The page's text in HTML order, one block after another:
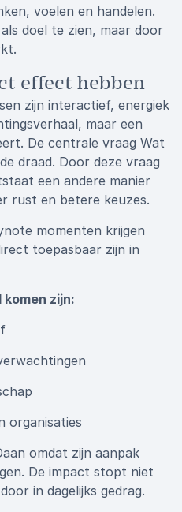
voelen en handelen.
doel te zien, maar door
effect hebben
zijn interactief, energiek
maar een
De centrale vraag Wat
draad. Door deze vraag
een andere manier
rust en betere keuzes.
momenten krijgen
toepasbaar zijn in
komen zijn:
organisaties
omdat zijn aanpak
De impact stopt niet
in dagelijks gedrag.